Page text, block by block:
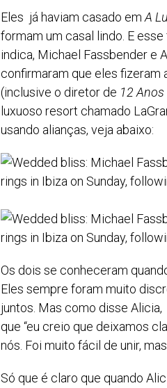
Eles já haviam casado em A
formam um casal lindo. E
indica, Michael Fassbender e
confirmaram que eles fizeram
(inclusive o diretor de 12
luxuoso resort chamado
usando alianças, veja abaixo:
Os dois se conheceram
Eles sempre foram muito
juntos. Mas como disse Alicia,
que “eu creio que deixamos
nós. Foi muito fácil de unir,
Só que é claro que quando